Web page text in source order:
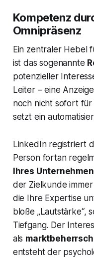
Kompetenz
Omnipräsenz
Ein zentraler Hebel
ist das sogenannte
potenzieller
Leiter – eine
noch nicht sofort
setzt ein
LinkedIn registriert
Person fortan
Ihres
der Zielkunde
die Ihre Expertise
bloße „Lautstärke“,
Tiefgang. Der
als
entsteht der